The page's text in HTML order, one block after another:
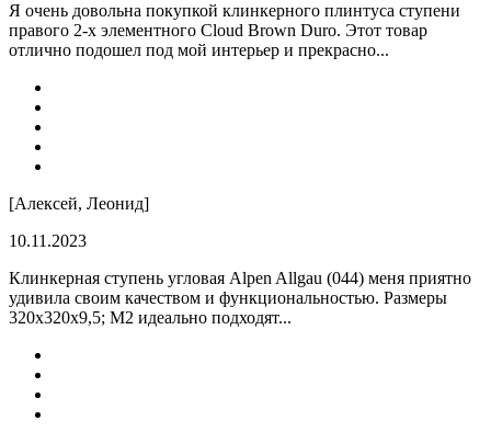
Я очень довольна покупкой клинкерного плинтуса ступени
правого 2-х элементного Cloud Brown Duro. Этот товар
отлично подошел под мой интерьер и прекрасно...
[Алексей, Леонид]
10.11.2023
Клинкерная ступень угловая Alpen Allgau (044) меня приятно
удивила своим качеством и функциональностью. Размеры
320x320x9,5; M2 идеально подходят...